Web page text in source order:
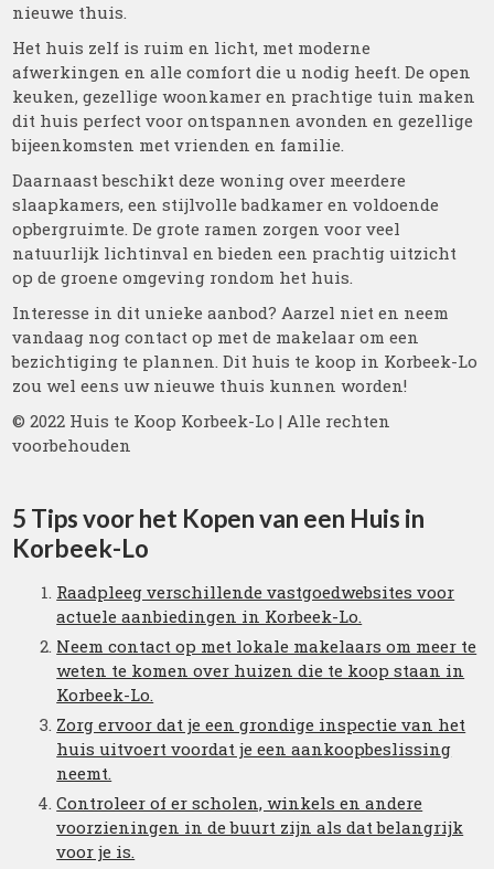
nieuwe thuis.
Het huis zelf is ruim en licht, met moderne
afwerkingen en alle comfort die u nodig heeft. De open
keuken, gezellige woonkamer en prachtige tuin maken
dit huis perfect voor ontspannen avonden en gezellige
bijeenkomsten met vrienden en familie.
Daarnaast beschikt deze woning over meerdere
slaapkamers, een stijlvolle badkamer en voldoende
opbergruimte. De grote ramen zorgen voor veel
natuurlijk lichtinval en bieden een prachtig uitzicht
op de groene omgeving rondom het huis.
Interesse in dit unieke aanbod? Aarzel niet en neem
vandaag nog contact op met de makelaar om een
bezichtiging te plannen. Dit huis te koop in Korbeek-Lo
zou wel eens uw nieuwe thuis kunnen worden!
© 2022 Huis te Koop Korbeek-Lo | Alle rechten
voorbehouden
5 Tips voor het Kopen van een Huis in
Korbeek-Lo
Raadpleeg verschillende vastgoedwebsites voor
actuele aanbiedingen in Korbeek-Lo.
Neem contact op met lokale makelaars om meer te
weten te komen over huizen die te koop staan in
Korbeek-Lo.
Zorg ervoor dat je een grondige inspectie van het
huis uitvoert voordat je een aankoopbeslissing
neemt.
Controleer of er scholen, winkels en andere
voorzieningen in de buurt zijn als dat belangrijk
voor je is.